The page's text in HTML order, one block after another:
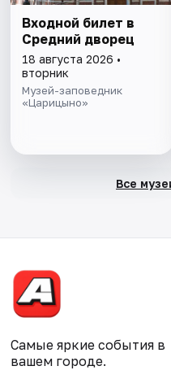
Входной билет в
Средний дворец
18 августа 2026 •
вторник
Музей-заповедник
«Царицыно»
Все
Самые яркие события в
вашем городе.